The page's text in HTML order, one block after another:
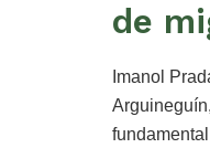
de
Imanol